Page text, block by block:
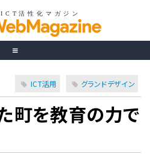
ICT活用 グランドデザイン
町を教育の力で